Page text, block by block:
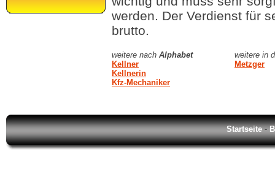
werden. Der Verdienst für
brutto.
weitere nach Alphabet
weitere in
Kellner
Kellnerin
Kfz-Mechaniker
Metzger
Startseite-